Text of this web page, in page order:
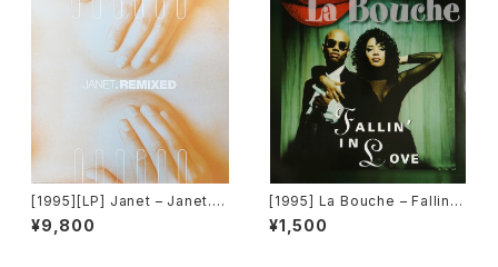
[1995][LP] Janet – Janet.R
emixed [Virgin][2枚組]
¥9,800
[1995] La Bouche – Fallin' I
n Love [Logic Records]
¥1,500